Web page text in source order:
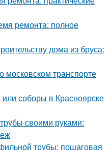
ремонта: полное
дома из бруса:
московском транспорте
соборы в Красноярске
своими руками:
трубы: пошаговая